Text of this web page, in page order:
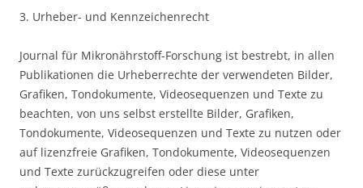
3. Urheber- und Kennzeichenrecht
Journal für Mikronährstoff-Forschung ist bestrebt, in allen
Publikationen die Urheberrechte der verwendeten Bilder,
Grafiken, Tondokumente, Videosequenzen und Texte zu
beachten, von uns selbst erstellte Bilder, Grafiken,
Tondokumente, Videosequenzen und Texte zu nutzen oder
auf lizenzfreie Grafiken, Tondokumente, Videosequenzen
und Texte zurückzugreifen oder diese unter